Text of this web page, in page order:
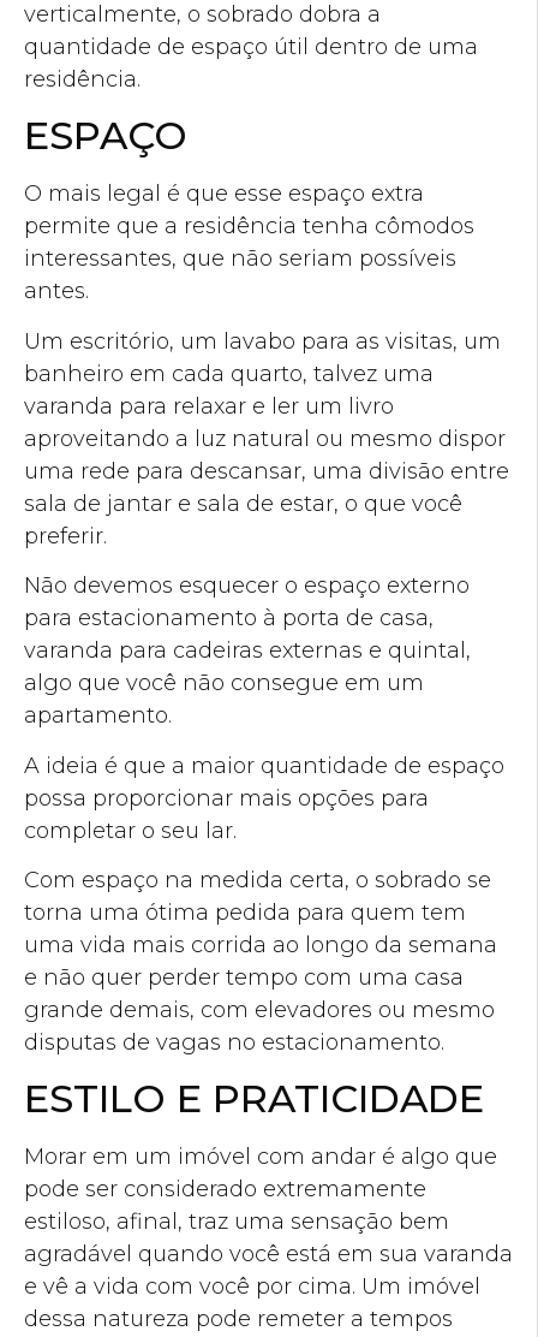
verticalmente, o sobrado dobra a
quantidade de espaço útil dentro de uma
residência.
ESPAÇO
O mais legal é que esse espaço extra
permite que a residência tenha cômodos
interessantes, que não seriam possíveis
antes.
Um escritório, um lavabo para as visitas, um
banheiro em cada quarto, talvez uma
varanda para relaxar e ler um livro
aproveitando a luz natural ou mesmo dispor
uma rede para descansar, uma divisão entre
sala de jantar e sala de estar, o que você
preferir.
Não devemos esquecer o espaço externo
para estacionamento à porta de casa,
varanda para cadeiras externas e quintal,
algo que você não consegue em um
apartamento.
A ideia é que a maior quantidade de espaço
possa proporcionar mais opções para
completar o seu lar.
Com espaço na medida certa, o sobrado se
torna uma ótima pedida para quem tem
uma vida mais corrida ao longo da semana
e não quer perder tempo com uma casa
grande demais, com elevadores ou mesmo
disputas de vagas no estacionamento.
ESTILO E PRATICIDADE
Morar em um imóvel com andar é algo que
pode ser considerado extremamente
estiloso, afinal, traz uma sensação bem
agradável quando você está em sua varanda
e vê a vida com você por cima. Um imóvel
dessa natureza pode remeter a tempos